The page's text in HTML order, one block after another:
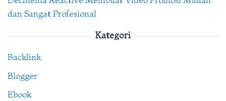
dan Sangat Profesional
Kategori
Backlink
Blogger
Ebook